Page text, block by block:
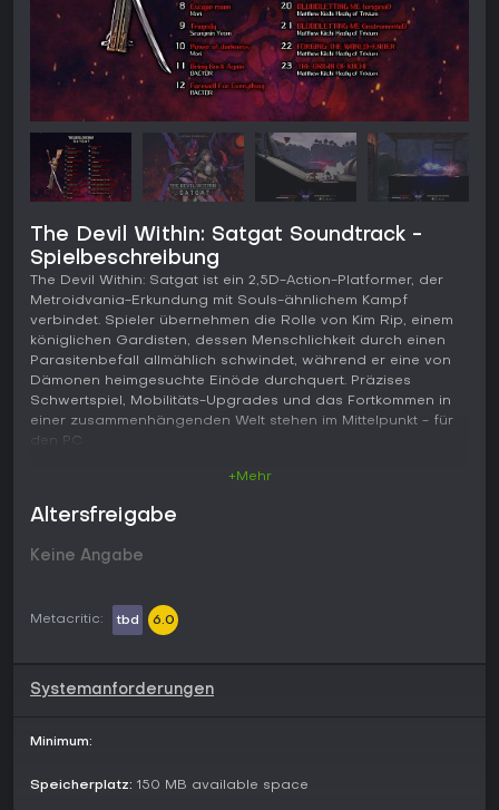
The Devil Within: Satgat Soundtrack -
Spielbeschreibung
The Devil Within: Satgat ist ein 2,5D-Action-Platformer, der
Metroidvania-Erkundung mit Souls-ähnlichem Kampf
verbindet. Spieler übernehmen die Rolle von Kim Rip, einem
königlichen Gardisten, dessen Menschlichkeit durch einen
Parasitenbefall allmählich schwindet, während er eine von
Dämonen heimgesuchte Einöde durchquert. Präzises
Schwertspiel, Mobilitäts-Upgrades und das Fortkommen in
einer zusammenhängenden Welt stehen im Mittelpunkt - für
den PC.
Im Zentrum steht ein flüssiges Side-Scrolling-System mit
bedachten Kämpfen. Kim Rip führt ein Schwert, dessen
Timing bei Paraden, Ausweichmanövern und Posture-Breaks
entscheidend ist. Fortgeschrittene Fertigkeiten erweitern
Fortbewegungsfähigkeiten, sodass Spieler über mehrere
Upgrade-Pfade ihren Stil anpassen können. Erkundung
freizuschalten. Ressourcen aus besiegten Gegnern und
Atmosphärische Umgebungen und zunehmend
und fordern die Beherrschung des Kampfsystems.
+Mehr
Altersfreigabe
Keine Angabe
Metacritic: tbd 6.0
Systemanforderungen
Minimum:
Speicherplatz: 150 MB available space